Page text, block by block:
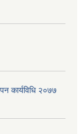
कार्यविधि २०७७